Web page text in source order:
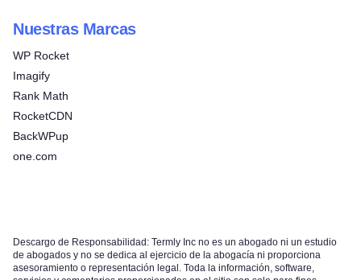
Nuestras Marcas
WP Rocket
Imagify
Rank Math
RocketCDN
BackWPup
one.com
Descargo de Responsabilidad: Termly Inc no es un abogado ni un estudio
de abogados y no se dedica al ejercicio de la abogacía ni proporciona
asesoramiento o representación legal. Toda la información, software,